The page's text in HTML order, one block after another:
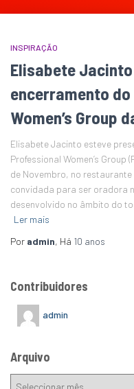
INSPIRAÇÃO
Elisabete
encerramento
Women’s Group
Elisabete Jacinto esteve
Professional Women’s Group
de Novembro, no
convidada para ser oradora
desenvolvido no âmbito do
Ler mais
Por admin, Há 10 anos
Contribuidores
admin
Arquivo